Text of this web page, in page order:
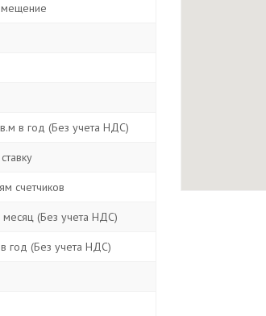
в год (Без учета НДС)
счетчиков
(Без учета НДС)
год (Без учета НДС)